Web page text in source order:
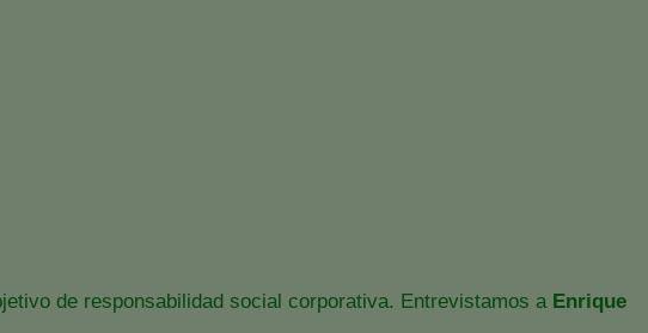
de responsabilidad social corporativa. Entrevistamos a Enrique